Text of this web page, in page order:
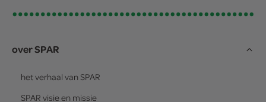
over SPAR
het verhaal van SPAR
SPAR visie en missie